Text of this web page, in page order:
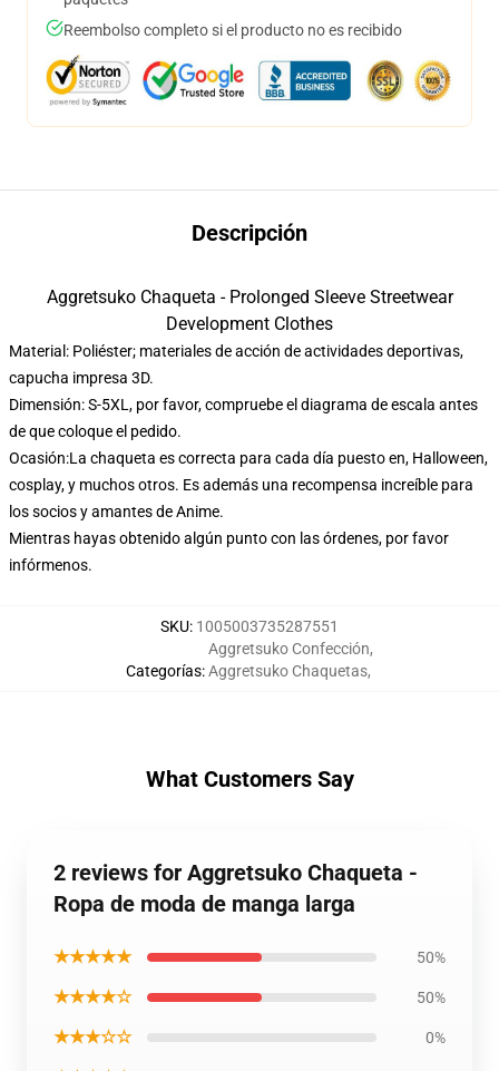
Reembolso completo si el producto no es recibido
Descripción
Aggretsuko Chaqueta - Prolonged Sleeve Streetwear
Development Clothes
Material: Poliéster; materiales de acción de actividades deportivas,
capucha impresa 3D.
Dimensión: S-5XL, por favor, compruebe el diagrama de escala antes
de que coloque el pedido.
Ocasión:La chaqueta es correcta para cada día puesto en, Halloween,
cosplay, y muchos otros. Es además una recompensa increíble para
los socios y amantes de Anime.
Mientras hayas obtenido algún punto con las órdenes, por favor
infórmenos.
SKU: 1005003735287551
Categorías:
Aggretsuko Confección,
Aggretsuko Chaquetas,
What Customers Say
2 reviews for Aggretsuko Chaqueta -
Ropa de moda de manga larga
★★★★★ 50%
★★★★☆ 50%
★★★☆☆ 0%